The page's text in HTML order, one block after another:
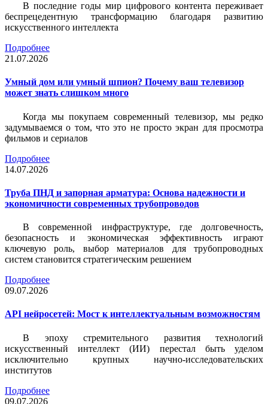
В последние годы мир цифрового контента переживает
беспрецедентную трансформацию благодаря развитию
искусственного интеллекта
Подробнее
21.07.2026
Умный дом или умный шпион? Почему ваш телевизор
может знать слишком много
Когда мы покупаем современный телевизор, мы редко
задумываемся о том, что это не просто экран для просмотра
фильмов и сериалов
Подробнее
14.07.2026
Труба ПНД и запорная арматура: Основа надежности и
экономичности современных трубопроводов
В современной инфраструктуре, где долговечность,
безопасность и экономическая эффективность играют
ключевую роль, выбор материалов для трубопроводных
систем становится стратегическим решением
Подробнее
09.07.2026
API нейросетей: Мост к интеллектуальным возможностям
В эпоху стремительного развития технологий
искусственный интеллект (ИИ) перестал быть уделом
исключительно крупных научно-исследовательских
институтов
Подробнее
09.07.2026